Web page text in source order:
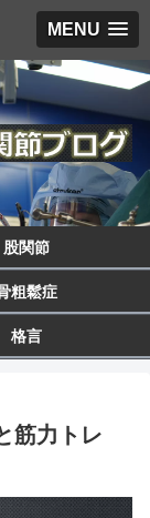
MENU
股関節
粗鬆症
格言
筋力トレ